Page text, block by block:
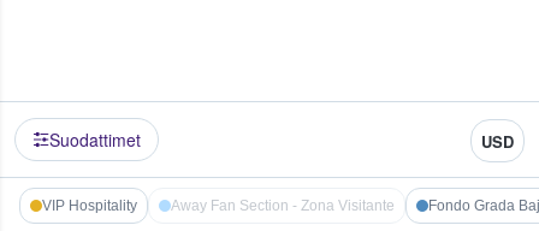
Suodattimet USD
VIP Hospitality Away Fan Section - Zona Visitante Fondo Grada